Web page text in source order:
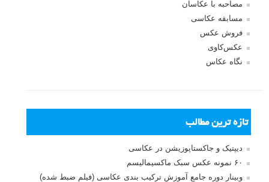
مصاحبه با عکاسان
مسابقه عکاسی
فروش عکس
عکس‌کاوی
نگاه عکاس
تازه ترین مطالب
دیپتیک و جاکستا‌پوزیشن در عکاسی
۶۰ نمونه عکس سبک ماکسیمالیسم
وبینار دوره جامع آموزش ترکیب بندی عکاسی (فیلم ضبط شده)